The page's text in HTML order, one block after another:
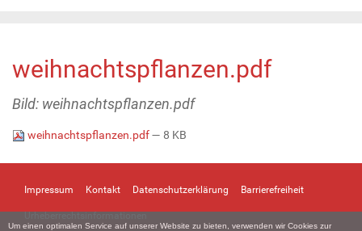
Um einen optimalen Service auf unserer Website zu bieten, verwenden wir Cookies zur
weihnachtspflanzen.pdf
Bild: weihnachtspflanzen.pdf
weihnachtspflanzen.pdf— 8 KB
Impressum Kontakt Datenschutzerklärung Barrierefreiheit